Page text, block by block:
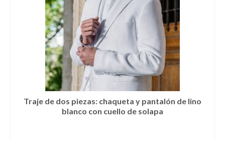
Puños
Sombreros
Tocados
Zapatos
Moda flamenca
Traje de dos piezas: chaqueta y pantalón de lino
blanco con cuello de solapa